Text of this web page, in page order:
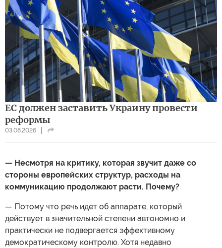
ЕС должен заставить Украину провести
реформы
03.08.2026
— Несмотря на критику, которая звучит даже со
стороны европейских структур, расходы на
коммуникацию продолжают расти. Почему?
— Потому что речь идет об аппарате, который
действует в значительной степени автономно и
практически не подвергается эффективному
демократическому контролю. Хотя недавно